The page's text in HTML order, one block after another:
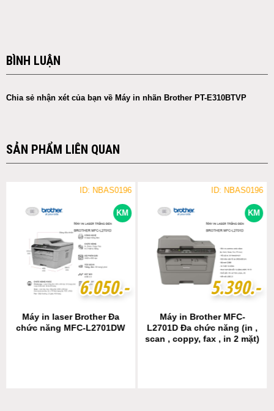
BÌNH LUẬN
Chia sẻ nhận xét của bạn về Máy in nhãn Brother PT-E310BTVP
SẢN PHẨM LIÊN QUAN
KM
ID: NBAS0196
6.050.-
6.050.-
Máy in laser Brother Đa
chức năng MFC-L2701DW
KM
ID: NBAS0196
5.390.-
5.390.-
Máy in Brother MFC-
L2701D Đa chức năng (in ,
scan , coppy, fax , in 2 mặt)